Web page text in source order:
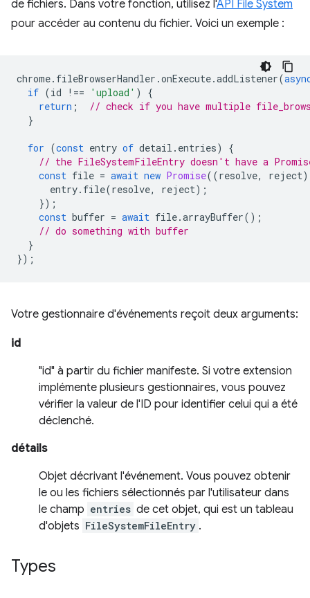
de fichiers. Dans votre fonction, utilisez l'API File System
pour accéder au contenu du fichier. Voici un exemple :
chrome. fileBrowserHandler .onExecute.addListener(
if (id !== 'upload' )
{
return ;
// check if you have multiple
}
for (const entry of detail . entries)
{
// the FileSystemFileEntry doesn't have a
const file = await new Promise((resolve, reject)
entry. file(resolve, reject);
});
const buffer = await file.arrayBuffer();
// do something with buffer
}
});
Votre gestionnaire d'événements reçoit deux arguments:
id
"id" à partir du fichier manifeste. Si votre extension
implémente plusieurs gestionnaires, vous pouvez
vérifier la valeur de l'ID pour identifier celui qui a été
déclenché.
détails
Objet décrivant l'événement. Vous pouvez obtenir
le ou les fichiers sélectionnés par l'utilisateur dans
le champ entries de cet objet, qui est un tableau
d'objets FileSystemFileEntry .
Types